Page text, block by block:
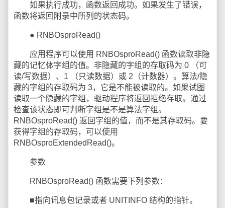
如果执行成功，函数返回成功。如果发生了错误，
函数将返回附录中所列的状态码。
● RNBOsproRead()
应用程序可以使用 RNBOsproRead() 函数读取非隐
藏的记忆体字组的值。非隐藏的字组的存取码为 0 （可
读/写数据）、1 （只读数据）或 2（计数器）。算法/隐
藏的字组的存取码为 3，它是不能被读取的。如果试图
读取一个隐藏的字组，驱动程序将返回拒绝存取。通过
检查该状态即可判断字组是不是算法字组。
RNBOsproRead() 返回字组的值，而不是其存取码。要
获得字组的存取码，可以使用
RNBOsproExtendedRead()。
参数
RNBOsproRead() 函数需要下列参数：
■指向讯息包记录或者 UNITINFO 结构的指针。